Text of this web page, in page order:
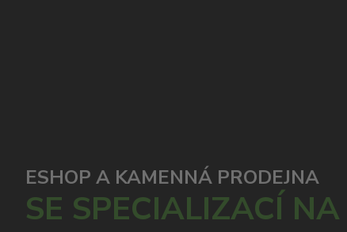
ESHOP A KAMENNÁ PRODEJNA
SE SPECIALIZACÍ